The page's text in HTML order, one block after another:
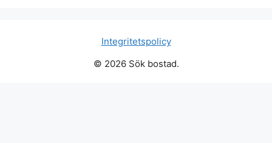
Integritetspolicy
© 2026 Sök bostad.